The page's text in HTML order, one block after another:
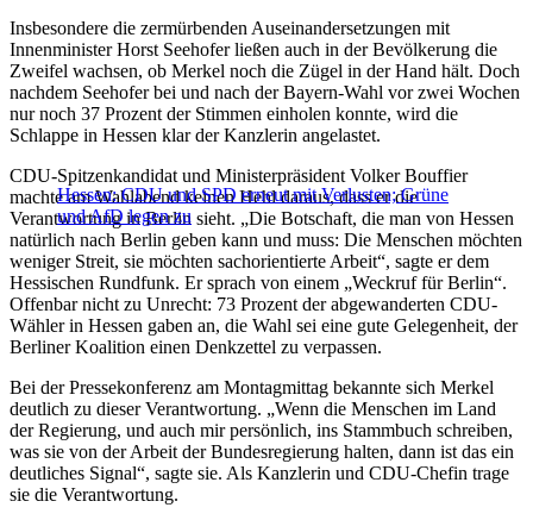
Insbesondere die zermürbenden Auseinandersetzungen mit
Innenminister Horst Seehofer ließen auch in der Bevölkerung die
Zweifel wachsen, ob Merkel noch die Zügel in der Hand hält. Doch
nachdem Seehofer bei und nach der Bayern-Wahl vor zwei Wochen
nur noch 37 Prozent der Stimmen einholen konnte, wird die
Schlappe in Hessen klar der Kanzlerin angelastet.
Hessen: CDU und SPD erneut mit Verlusten; Grüne
und AfD legen zu
CDU-Spitzenkandidat und Ministerpräsident Volker Bouffier
machte am Wahlabend keinen Hehl daraus, dass er die
Verantwortung in Berlin sieht. „Die Botschaft, die man von Hessen
natürlich nach Berlin geben kann und muss: Die Menschen möchten
weniger Streit, sie möchten sachorientierte Arbeit“, sagte er dem
Hessischen Rundfunk. Er sprach von einem „Weckruf für Berlin“.
Offenbar nicht zu Unrecht: 73 Prozent der abgewanderten CDU-
Wähler in Hessen gaben an, die Wahl sei eine gute Gelegenheit, der
Berliner Koalition einen Denkzettel zu verpassen.
Bei der Pressekonferenz am Montagmittag bekannte sich Merkel
deutlich zu dieser Verantwortung. „Wenn die Menschen im Land
der Regierung, und auch mir persönlich, ins Stammbuch schreiben,
was sie von der Arbeit der Bundesregierung halten, dann ist das ein
deutliches Signal“, sagte sie. Als Kanzlerin und CDU-Chefin trage
sie die Verantwortung.